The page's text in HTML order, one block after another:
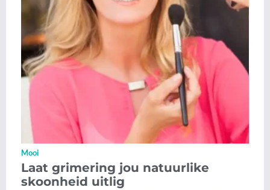
Mooi
Laat grimering jou natuurlike
skoonheid uitlig